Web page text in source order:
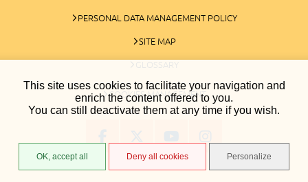
This site uses cookies to facilitate your navigation and
enrich the content offered to you.
You can still deactivate them at any time if you wish.
OK, accept all Deny all cookies Personalize
PERSONAL DATA MANAGEMENT POLICY
SITE MAP
GLOSSARY
COOKIES MANAGEMENT